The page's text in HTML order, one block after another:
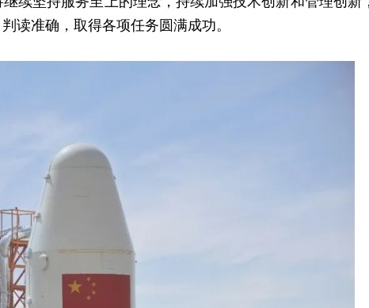
读准确，取得各项任务圆满成功。